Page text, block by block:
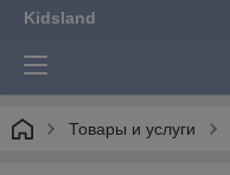
Kidsland
Товары и услуги